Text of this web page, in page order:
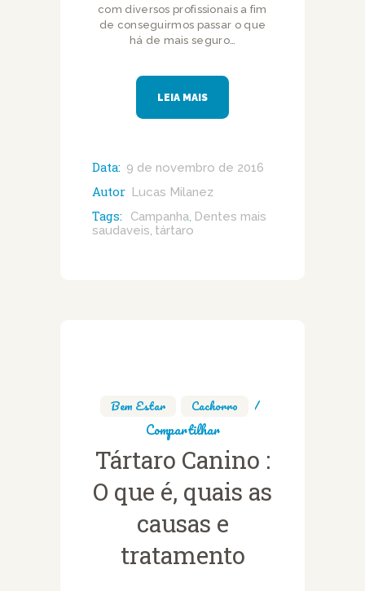
com diversos profissionais a fim
de conseguirmos passar o que
há de mais seguro…
LEIA MAIS
Data: 9 de novembro de 2016
Autor Lucas Milanez
Tags: Campanha Dentes mais
saudaveis tártaro
Bem Estar Cachorro
Compartilhar
Tártaro Canino :
O que é, quais as
causas e
tratamento